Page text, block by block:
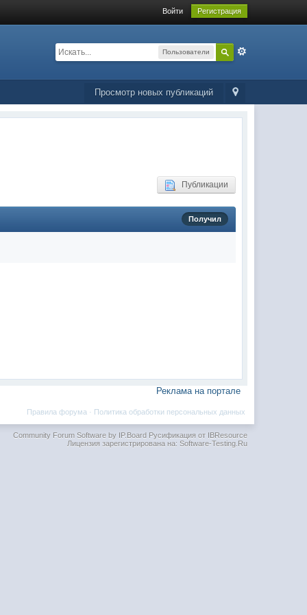
Войти Регистрация
Пользователи
Просмотр новых публикаций
Публикации
Получил
Реклама на портале
Политика обработки персональных данных
Правила форума ·
Community Forum Software by IP.BoardРусификация от IBResource
Лицензия зарегистрирована на: Software-Testing.Ru